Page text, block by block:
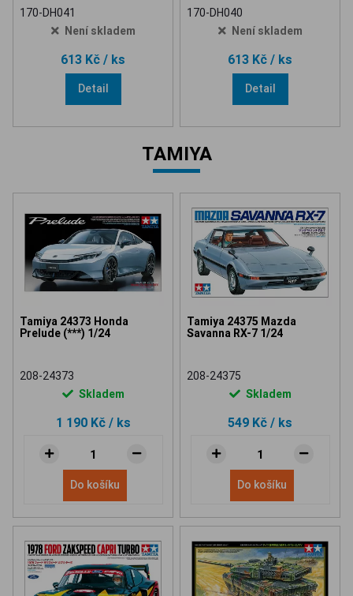
170-DH041
Není skladem
613 Kč / ks
Detail
170-DH040
Není skladem
613 Kč / ks
Detail
TAMIYA
Tamiya 24373 Honda
Prelude (***) 1/24
208-24373
Skladem
1 190 Kč / ks
Do košíku
Tamiya 24375 Mazda
Savanna RX-7 1/24
208-24375
Skladem
549 Kč / ks
Do košíku